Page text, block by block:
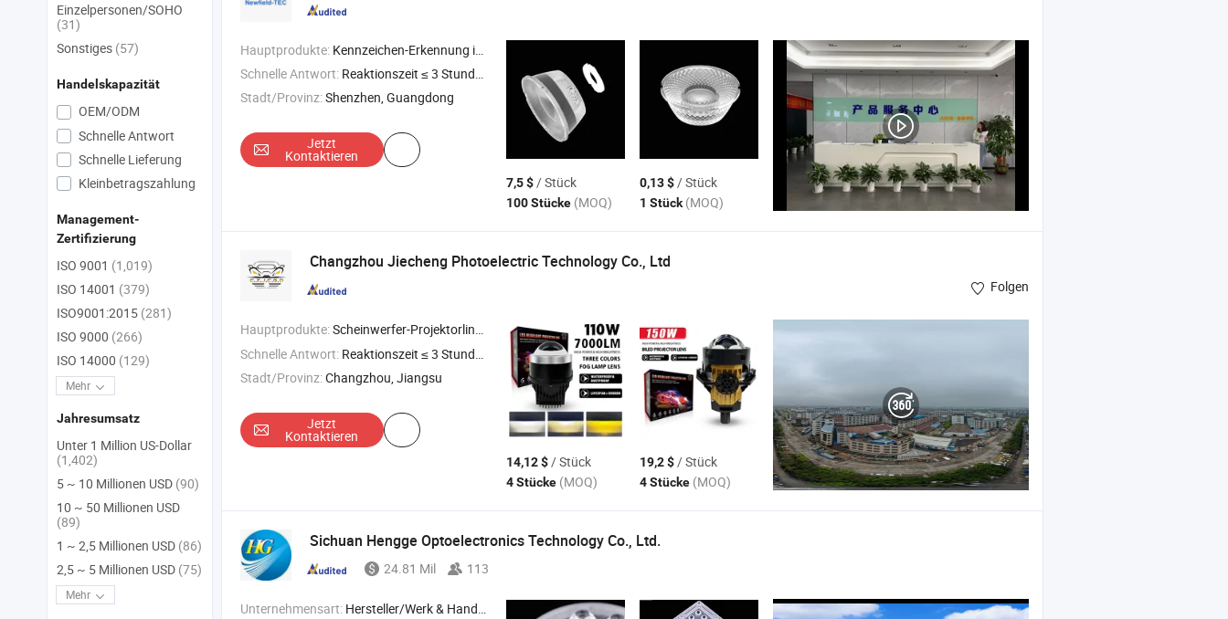
Hauptprodukte: Kennzeichen-Erkennung integrierte Maschine , Schrankenanlage , unbeaufsichtigte Zugangskontrollmaschine , intelligente Parksystemlösung , Drehkreuz
Schnelle Antwort: Reaktionszeit ≤ 3 Stunden
Stadt/Provinz:Shenzhen, Guangdong
Jetzt
Kontaktieren
7,5 $/ Stück
100 Stücke (MOQ)
0,13 $/ Stück
1 Stück(MOQ)
Changzhou Jiecheng Photoelectric Technology Co., Ltd
Folgen
Hauptprodukte:Scheinwerfer-Projektorlinse , Nebelscheinwerfer-Projektorlinse , Bi- -Projektorlinse , Autoscheinwerferlinse ,
Schnelle Antwort: Reaktionszeit ≤ 3 Stunden
Stadt/Provinz:Changzhou, Jiangsu
Jetzt
Kontaktieren
14,12 $/ Stück
4 Stücke (MOQ)
19,2 $/ Stück
4 Stücke (MOQ)
Sichuan Hengge Optoelectronics Technology Co., Ltd.
24.81 Mil 113
Unternehmensart: Hersteller/Werk & Handelsunternehmen
Einzelpersonen/SOHO
(31)
Sonstiges (57)
Handelskapazität
OEM/ODM
Schnelle Antwort
Schnelle Lieferung
Kleinbetragszahlung
Management-
Zertifizierung
ISO 9001 (1,019)
ISO 14001 (379)
ISO9001:2015 (281)
ISO 9000 (266)
ISO 14000 (129)
Mehr
Jahresumsatz
Unter 1 Million US-Dollar
(1,402)
5 ~ 10 Millionen USD (90)
10 ~ 50 Millionen USD
(89)
1 ~ 2,5 Millionen USD (86)
2,5 ~ 5 Millionen USD (75)
Mehr